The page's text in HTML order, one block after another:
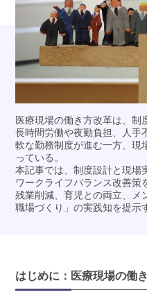
医療現場の働き方改革は、制
長時間労働や夜勤負担、人手
軟な勤務制度が進む一方、現
っている。
本記事では、制度設計と現場
ワークライフバランス改善策
残業削減、育児との両立、メ
職場づくり」の実践知を提示
はじめに：医療現場の働